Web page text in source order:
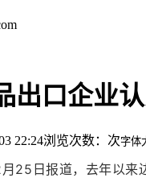
出口企业
22:24浏览次数： 次字体
25日报道，去年以来